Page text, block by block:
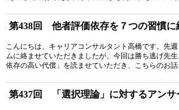
第438回 他者評価依存を７つの習慣に
こんにちは、キャリアコンサルタント高橋です。先
ムに絡ませていただきましたが、今回は勝ち逃げ先
依存の高い代償」を読ませていただき、こちらのお
第437回 「選択理論」に対するアンサ